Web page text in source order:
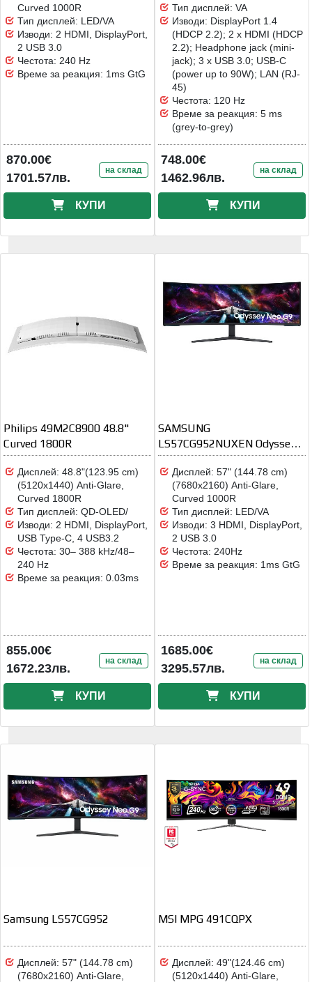
Curved 1000R
Тип дисплей: LED/VA
Изводи: 2 HDMI, DisplayPort,
2 USB 3.0
Честота: 240 Hz
Време за реакция: 1ms GtG
870.00€
1701.57лв.
на склад
КУПИ
Тип дисплей: VA
Изводи: DisplayPort 1.4
(HDCP 2.2); 2 x HDMI (HDCP
2.2); Headphone jack (mini-
jack); 3 x USB 3.0; USB-C
(power up to 90W); LAN (RJ-
45)
Честота: 120 Hz
Време за реакция: 5 ms
(grey-to-grey)
748.00€
1462.96лв.
на склад
КУПИ
Philips 49M2C8900 48.8"
Curved 1800R
Дисплей: 48.8"(123.95 cm)
(5120x1440) Anti-Glare,
Curved 1800R
Тип дисплей: QD-OLED/
Изводи: 2 HDMI, DisplayPort,
USB Type-C, 4 USB3.2
Честота: 30– 388 kHz/48–
240 Hz
Време за реакция: 0.03ms
855.00€
1672.23лв.
на склад
КУПИ
SAMSUNG
LS57CG952NUXEN Odyssey
G9
Дисплей: 57" (144.78 cm)
(7680x2160) Anti-Glare,
Curved 1000R
Тип дисплей: LED/VA
Изводи: 3 HDMI, DisplayPort,
2 USB 3.0
Честота: 240Hz
Време за реакция: 1ms GtG
1685.00€
3295.57лв.
на склад
КУПИ
Samsung LS57CG952
Дисплей: 57" (144.78 cm)
(7680x2160) Anti-Glare,
MSI MPG 491CQPX
Дисплей: 49"(124.46 cm)
(5120x1440) Anti-Glare,